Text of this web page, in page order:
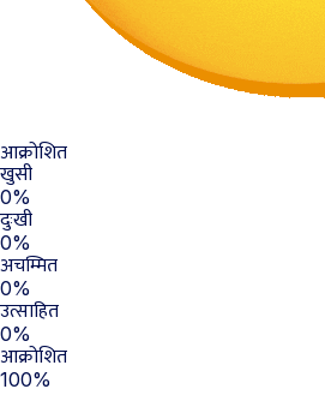
आक्रोशित
खुसी
0%
दुःखी
0%
अचम्मित
0%
उत्साहित
0%
आक्रोशित
100%